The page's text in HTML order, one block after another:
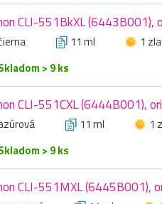
CLI-551BkXL (6443B001),
11 ml
1
> 9 ks
CLI-551CXL (6444B001),
11 ml
1
> 9 ks
CLI-551MXL (6445B001),